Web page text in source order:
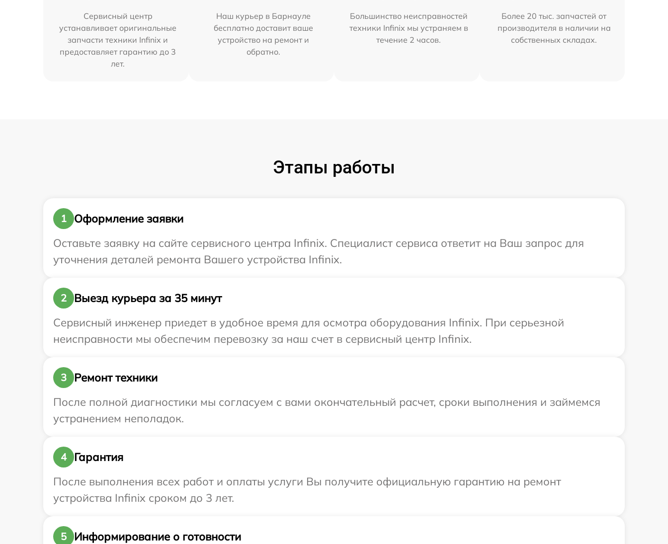
Сервисный центр
устанавливает оригинальные
запчасти техники Infinix и
предоставляет гарантию до 3
лет.
Наш курьер в Барнауле
бесплатно доставит ваше
устройство на ремонт и
обратно.
Большинство неисправностей
техники Infinix мы устраняем в
течение 2 часов.
Более 20 тыс. запчастей от
производителя в наличии на
собственных складах.
Этапы работы
1
Оформление заявки
Оставьте заявку на сайте сервисного центра Infinix. Специалист сервиса ответит на Ваш запрос для
уточнения деталей ремонта Вашего устройства Infinix.
2
Выезд курьера за 35 минут
Сервисный инженер приедет в удобное время для осмотра оборудования Infinix. При серьезной
неисправности мы обеспечим перевозку за наш счет в сервисный центр Infinix.
3
Ремонт техники
После полной диагностики мы согласуем с вами окончательный расчет, сроки выполнения и займемся
устранением неполадок.
4
Гарантия
После выполнения всех работ и оплаты услуги Вы получите официальную гарантию на ремонт
устройства Infinix сроком до 3 лет.
5
Информирование о готовности